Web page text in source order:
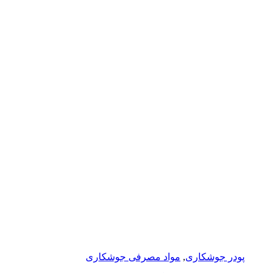
پودر جوشکاری, مواد مصرفی جوشکاری